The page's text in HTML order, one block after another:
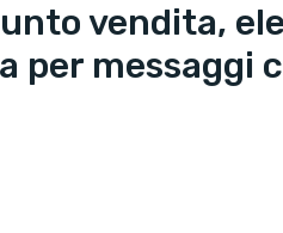
vendita,
per messaggi